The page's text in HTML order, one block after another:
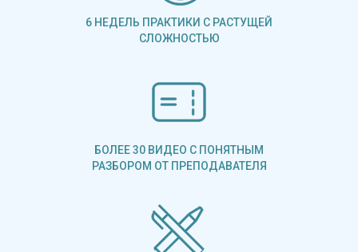
6 НЕДЕЛЬ ПРАКТИКИ С РАСТУЩЕЙ
СЛОЖНОСТЬЮ
БОЛЕЕ 30 ВИДЕО С ПОНЯТНЫМ
РАЗБОРОМ ОТ ПРЕПОДАВАТЕЛЯ